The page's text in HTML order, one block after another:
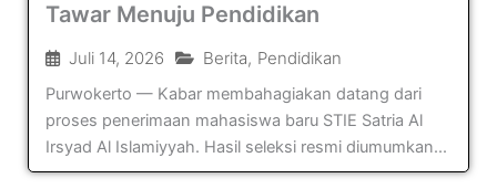
Tawar Menuju Pendidikan
Juli 14, 2026 Berita, Pendidikan
Purwokerto — Kabar membahagiakan datang dari
proses penerimaan mahasiswa baru STIE Satria Al
Irsyad Al Islamiyyah. Hasil seleksi resmi diumumkan...